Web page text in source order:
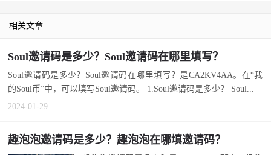
相关文章
Soul邀请码是多少？Soul邀请码在哪里填写？
Soul邀请码是多少？Soul邀请码在哪里填写？是CA2KV4AA。在“我
的Soul币”中，可以填写Soul邀请码。 1.Soul邀请码是多少？ Soul...
2024-01-29
趣泡泡邀请码是多少？趣泡泡在哪填邀请码？